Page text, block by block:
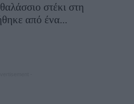
στέκι στη
από ένα...